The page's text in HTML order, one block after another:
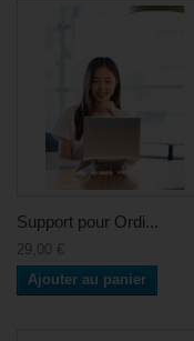
Support pour Ordi...
29,00 €
Ajouter au panier